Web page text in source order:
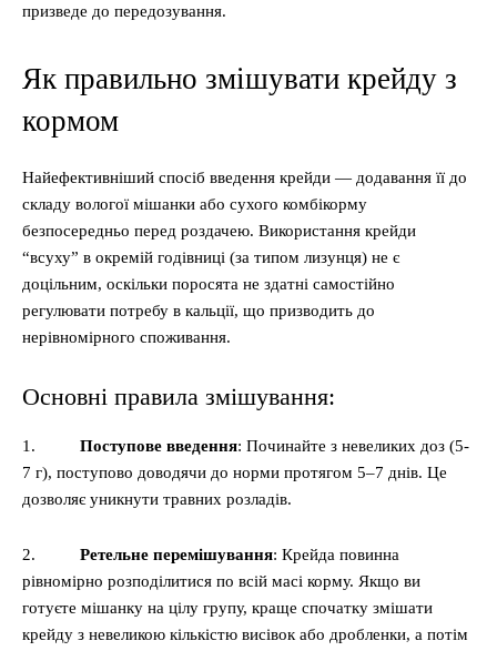
призведе до передозування.
Як правильно змішувати крейду з
кормом
Найефективніший спосіб введення крейди — додавання її до
складу вологої мішанки або сухого комбікорму
безпосередньо перед роздачею. Використання крейди
“всуху” в окремій годівниці (за типом лизунця) не є
доцільним, оскільки поросята не здатні самостійно
регулювати потребу в кальції, що призводить до
нерівномірного споживання.
Основні правила змішування:
1. Поступове введення: Починайте з невеликих доз (5-
7 г), поступово доводячи до норми протягом 5–7 днів. Це
дозволяє уникнути травних розладів.
2. Ретельне перемішування: Крейда повинна
рівномірно розподілитися по всій масі корму. Якщо ви
готуєте мішанку на цілу групу, краще спочатку змішати
крейду з невеликою кількістю висівок або дробленки, а потім